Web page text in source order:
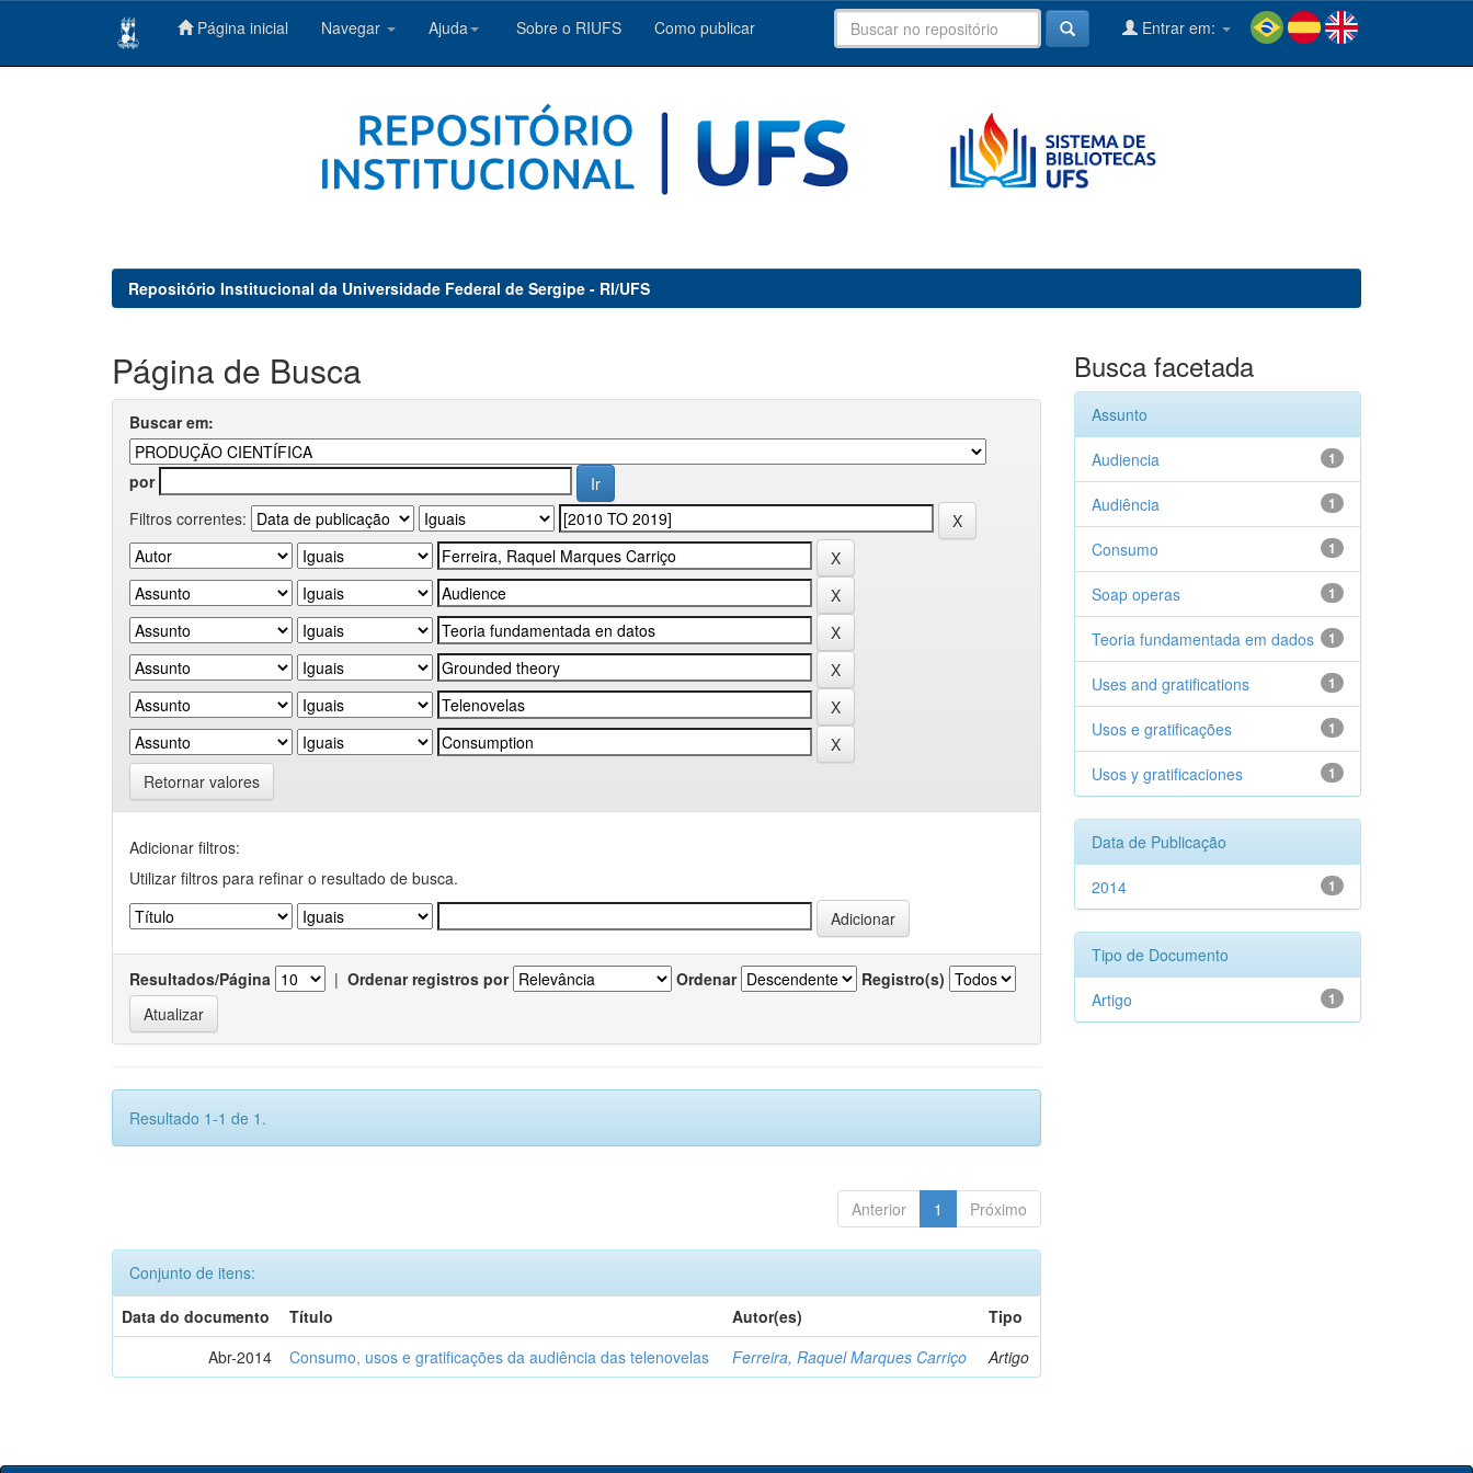
Página inicial Navegar Ajuda Sobre o RIUFS Como publicar Entrar em:
Repositório Institucional da Universidade Federal de Sergipe - RI/UFS
Página de Busca
Buscar em:
por
Filtros correntes:
Retornar valores
Adicionar filtros:
Utilizar filtros para refinar o resultado de busca.
Resultados/Página | Ordenar registros por Ordenar Registro(s)
Resultado 1-1 de 1.
Anterior 1 Próximo
Conjunto de itens:
Data do documento
Título Autor(es)
Tipo
Abr-2014
Consumo, usos e gratificações da audiência das telenovelas Ferreira, Raquel Marques Carriço Artigo
Busca facetada
Assunto
1
Audiencia
1
Audiência
1
Consumo
1
Soap operas
1
Teoria fundamentada em dados
1
Uses and gratifications
1
Usos e gratificações
1
Usos y gratificaciones
Data de Publicação
1
2014
Tipo de Documento
1
Artigo